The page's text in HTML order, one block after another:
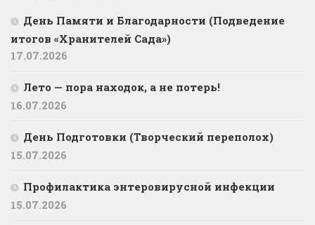
День Памяти и Благодарности (Подведение
итогов «Хранителей Сада»)
17.07.2026
Лето — пора находок, а не потерь!
16.07.2026
День Подготовки (Творческий переполох)
15.07.2026
Профилактика энтеровирусной инфекции
15.07.2026